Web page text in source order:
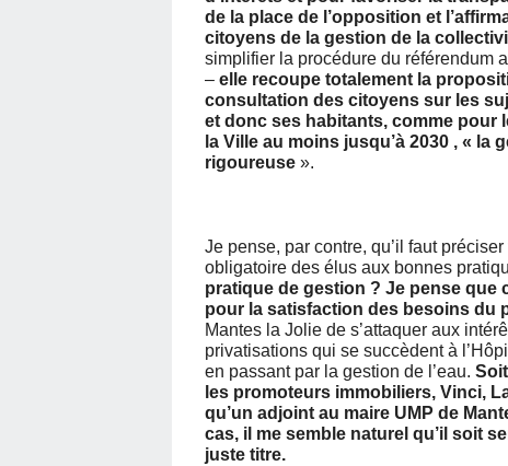
de la place de l’opposition et
citoyens de la gestion de la
simplifier la procédure du référendum
– elle recoupe totalement la
consultation des citoyens sur les
et donc ses habitants, comme pour
la Ville au moins jusqu’à 2030 , «
rigoureuse ».
Je pense, par contre, qu’il faut
obligatoire des élus aux bonnes
pratique de gestion ? Je pense que
pour la satisfaction des besoins du
Mantes la Jolie de s’attaquer aux
privatisations qui se succèdent à
en passant par la gestion de l’eau. Soit
les promoteurs immobiliers, Vinci,
qu’un adjoint au maire UMP de
cas, il me semble naturel qu’il soit
juste titre.